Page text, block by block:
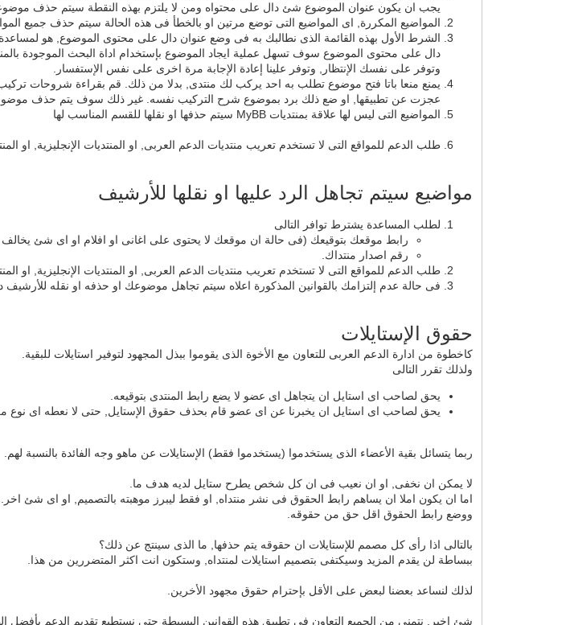
يجب ان يكون عنوان الموضوع شئ دال على محتواه ومن لا يلتزم بهذه النقطة سيتم حذف
المواضيع المكررة, اى المواضيع التى توضع مرتين او بالخطأ فى هذه الحالة سيتم حذف جميع
الشرط الأول بهذه القائمة الذى نطالبك به فى وضع عنوان دال على محتوى الموضوع, هو
دال على محتوى الموضوع سوف تسهل عملية ايجاد الموضوع بإستخدام اداة البحث الموجودة
وتوفر على نفسك الإنتظار, وتوفر علينا إعادة الإجابة مرة اخرى على نفس الإستفسار.
يمنع منعا باتا فتح موضوع تطلب به احد يركب لك منتدى, بدلا من ذلك. قم بقراءة شروحات
عجزت عن تطبيقها, او ضع ذلك برد بموضوع شرح التركيب نفسه. غير ذلك سوف يتم حذف
المواضيع التى ليس لها علاقة بمنتديات MyBB سيتم حذفها او نقلها للقسم المناسب لها
طلب الدعم للمواقع التى لا تستخدم تعريب منتديات الدعم العربى, او المنتديات الإنجليزية, او
مواضيع سيتم تجاهل الرد عليها او نقلها للأرشيف
لطلب المساعدة يشترط توافر التالى
رابط موقعك بتوقيعك (فى حالة ان موقعك لا يحتوى على اغانى او افلام او اى شئ يخالف
رقم اصدار منتداك.
طلب الدعم للمواقع التى لا تستخدم تعريب منتديات الدعم العربى, او المنتديات الإنجليزية, او
فى حالة عدم إلتزامك بالقوانين المذكورة اعلاه سيتم تجاهل موضوعك او حذفه او نقله للأرشيف
حقوق الإستايلات
كاخطوة من ادارة الدعم العربى للتعاون مع الأخوة الذى يقوموا ببذل المجهود لتوفير استايلات للبقية.
ولذلك تقرر التالى
يحق لصاحب اى استايل ان يتجاهل اى عضو لا يضع رابط المنتدى بتوقيعه.
يحق لصاحب اى استايل ان يخبرنا عن اى عضو قام بحذف حقوق الإستايل, حتى لا نعطه اى نوع من
ربما يتسائل بقية الأعضاء الذى يستخدموا (يستخدموا فقط) الإستايلات عن ماهو وجه الفائدة بالنسبة لهم.
لا يمكن ان نخفى, او ان نعيب فى ان كل شخص يطرح ستايل لديه هدف ما.
اما ان يكون املا ان يساهم رابط الحقوق فى نشر منتداه, او فقط ليبرز موهبته بالتصميم, او اى شئ اخر.
ووضع رابط الحقوق اقل حق من حقوقه.
بالتالى اذا رأى كل مصمم للإستايلات ان حقوقه يتم حذفها, ما الذى سينتج عن ذلك؟
ببساطة لن يقدم المزيد وسيكتفى بتصميم استايلات لمنتداه, وستكون انت اكثر المتضررين من هذا.
لذلك لنساعد بعضنا لبعض على الأقل بإحترام حقوق مجهود الأخرين.
شئ اخير. نتمنى من الجميع التعاون فى تطبيق هذه القوانين البسيطة حتى نستطيع تقديم الدعم بأفضل